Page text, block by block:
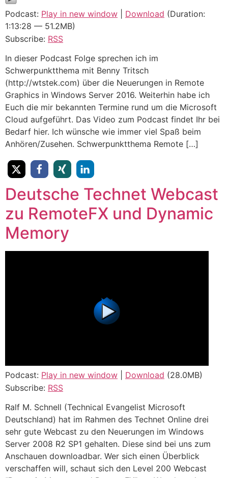
Podcast: Play in new window Download (Duration:
1:13:28 — 51.2MB)
Subscribe: RSS
In dieser Podcast Folge sprechen ich im
Schwerpunktthema mit Benny Tritsch
(http://wtstek.com) über die Neuerungen in Remote
Graphics in Windows Server 2016. Weiterhin habe ich
Euch die mir bekannten Termine rund um die Microsoft
Cloud aufgeführt. Das Video zum Podcast findet Ihr bei
Bedarf hier. Ich wünsche wie immer viel Spaß beim
Anhören/Zusehen. Schwerpunktthema Remote […]
Deutsche Technet Webcast
zu RemoteFX und Dynamic
Memory
Podcast: Play in new window Download (28.0MB)
Subscribe: RSS
Ralf M. Schnell (Technical Evangelist Microsoft
Deutschland) hat im Rahmen des Technet Online drei
sehr gute Webcast zu den Neuerungen im Windows
Server 2008 R2 SP1 gehalten. Diese sind bei uns zum
Anschauen downloadbar. Wer sich einen Überblick
verschaffen will, schaut sich den Level 200 Webcast